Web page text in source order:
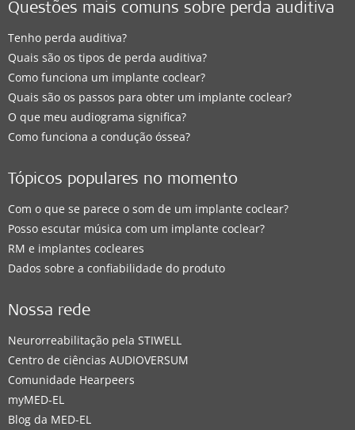
Questões mais comuns sobre perda auditiva
Tenho perda auditiva?
Quais são os tipos de perda auditiva?
Como funciona um implante coclear?
Quais são os passos para obter um implante coclear?
O que meu audiograma significa?
Como funciona a condução óssea?
Tópicos populares no momento
Com o que se parece o som de um implante coclear?
Posso escutar música com um implante coclear?
RM e implantes cocleares
Dados sobre a confiabilidade do produto
Nossa rede
Neurorreabilitação pela STIWELL
Centro de ciências AUDIOVERSUM
Comunidade Hearpeers
myMED‑EL
Blog da MED-EL